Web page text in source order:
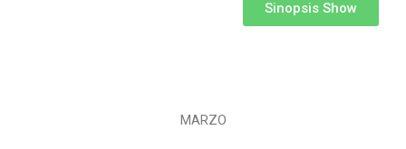
Sinopsis Show
MARZO